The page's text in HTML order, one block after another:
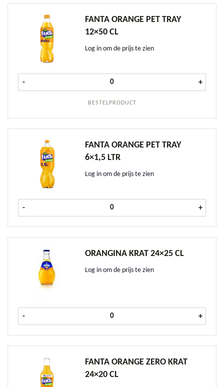
FANTA ORANGE PET TRAY
12×50 CL
Log in om de prijs te zien
BESTELPRODUCT
- Fanta Orange PET tray 12x50 cl
+
FANTA ORANGE PET TRAY
6×1,5 LTR
Log in om de prijs te zien
- Fanta Orange PET tray 6x1,5 ltr
+
ORANGINA KRAT 24×25 CL
Log in om de prijs te zien
- Orangina krat 24x25 cl aantal
+
FANTA ORANGE ZERO KRAT
24×20 CL